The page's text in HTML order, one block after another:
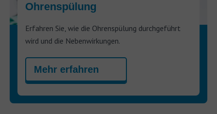
Ohrenspülung
Erfahren Sie, wie die Ohrenspülung durchgeführt
wird und die Nebenwirkungen.
Mehr erfahren